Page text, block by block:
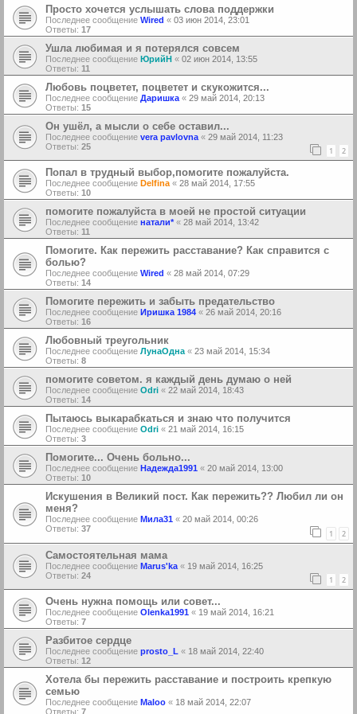
Просто хочется услышать слова поддержки
Последнее сообщение Wired « 03 июн 2014, 23:01
Ответы: 17
Ушла любимая и я потерялся совсем
Последнее сообщение ЮрийН « 02 июн 2014, 13:55
Ответы: 11
Любовь поцветет, поцветет и скукожится...
Последнее сообщение Даришка « 29 май 2014, 20:13
Ответы: 15
Он ушёл, а мысли о себе оставил...
Последнее сообщение vera pavlovna « 29 май 2014, 11:23
Ответы: 25 1 2
Попал в трудный выбор,помогите пожалуйста.
Последнее сообщение Delfina « 28 май 2014, 17:55
Ответы: 10
помогите пожалуйста в моей не простой ситуации
Последнее сообщение натали*« 28 май 2014, 13:42
Ответы: 11
Помогите. Как пережить расставание? Как справится с
болью?
Последнее сообщение Wired « 28 май 2014, 07:29
Ответы: 14
Помогите пережить и забыть предательство
Последнее сообщение Иришка 1984 « 26 май 2014, 20:16
Ответы: 16
Любовный треугольник
Последнее сообщение ЛунаОдна « 23 май 2014, 15:34
Ответы: 8
помогите советом. я каждый день думаю о ней
Последнее сообщение Odri « 22 май 2014, 18:43
Ответы: 14
Пытаюсь выкарабкаться и знаю что получится
Последнее сообщение Odri « 21 май 2014, 16:15
Ответы: 3
Помогите... Очень больно...
Последнее сообщение Надежда1991 « 20 май 2014, 13:00
Ответы: 10
Искушения в Великий пост. Как пережить?? Любил ли он
меня?
Последнее сообщение Мила31 « 20 май 2014, 00:26
Ответы: 37 1 2
Самостоятельная мама
Последнее сообщение Marus'ka « 19 май 2014, 16:25
Ответы: 24 1 2
Очень нужна помощь или совет...
Последнее сообщение Olenka1991 « 19 май 2014, 16:21
Ответы: 7
Разбитое сердце
Последнее сообщение prosto_L « 18 май 2014, 22:40
Ответы: 12
Хотела бы пережить расставание и построить крепкую
семью
Последнее сообщение Maloo « 18 май 2014, 22:07
Ответы: 7